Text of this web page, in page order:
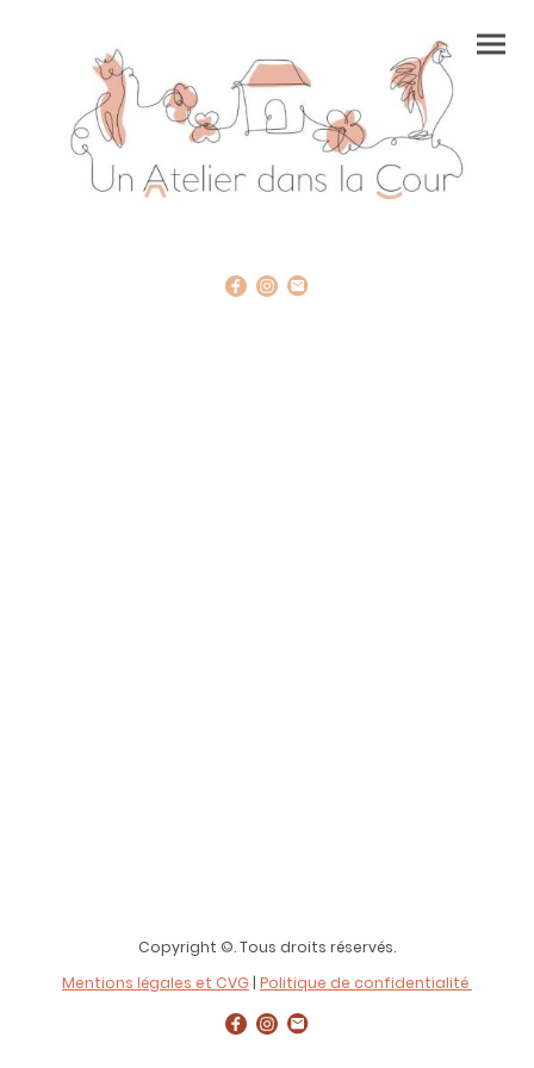
Copyright ©. Tous droits réservés.
Mentions légales et CVG | Politique de confidentialité